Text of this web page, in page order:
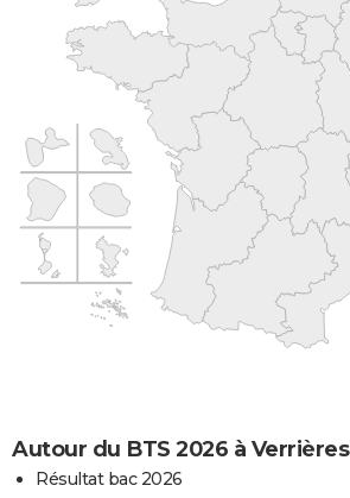
Autour du BTS 2026 à Verrières
Résultat bac 2026